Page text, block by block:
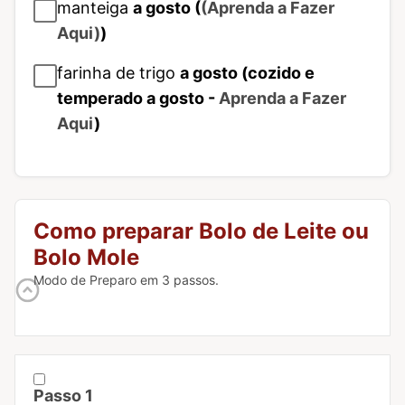
manteiga a gosto ((Aprenda a Fazer
Aqui))
farinha de trigo a gosto (cozido e
temperado a gosto -Aprenda a Fazer
Aqui)
Como preparar Bolo de Leite ou
Bolo Mole
Modo de Preparo em 3 passos.
Passo 1